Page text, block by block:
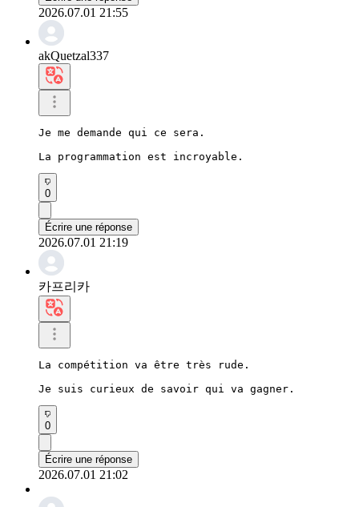
2026.07.01 21:55
akQuetzal337
Je me demande qui ce sera.
La programmation est incroyable.
0
Écrire une réponse
2026.07.01 21:19
카프리카
La compétition va être très rude.
Je suis curieux de savoir qui va gagner.
0
Écrire une réponse
2026.07.01 21:02